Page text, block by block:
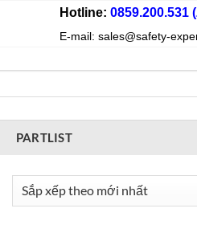
Hotline: 0859.200.531
E-mail: sales@safety-
PARTLIST